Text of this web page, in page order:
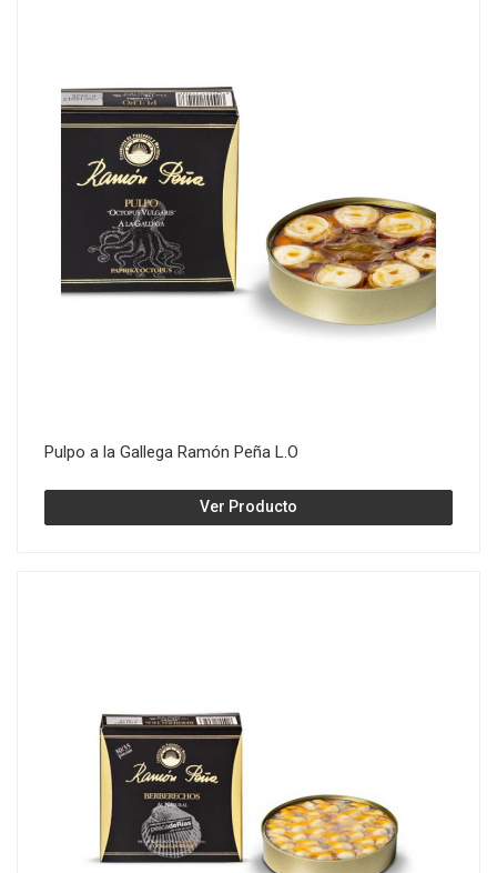
Pulpo a la Gallega Ramón Peña L.O
Ver Producto